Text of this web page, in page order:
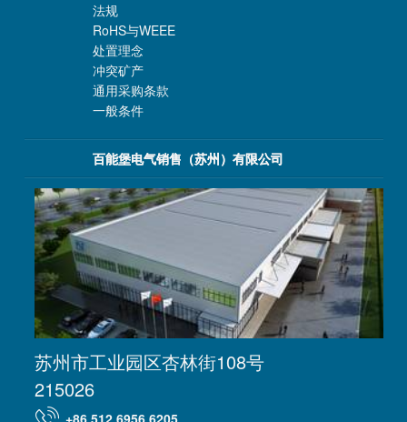
法规
RoHS与WEEE
处置理念
冲突矿产
通用采购条款
一般条件
百能堡电气销售（苏州）有限公司
苏州市工业园区杏林街108号
215026
+86 512 6956 6205